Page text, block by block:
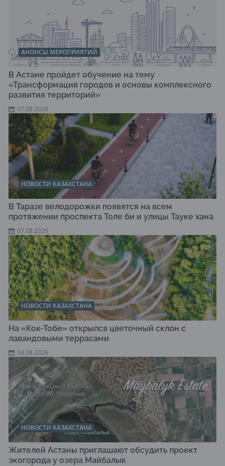
АНОНСЫ МЕРОПРИЯТИЙ
В Астане пройдет обучение на тему
«Трансформация городов и основы комплексного
развития территорий»
07.08.2026
НОВОСТИ КАЗАХСТАНА
В Таразе велодорожки появятся на всем
протяжении проспекта Толе би и улицы Тауке хана
07.08.2026
НОВОСТИ КАЗАХСТАНА
На «Кок-Тобе» открылся цветочный склон с
лавандовыми террасами
04.08.2026
НОВОСТИ КАЗАХСТАНА
Жителей Астаны приглашают обсудить проект
экогорода у озера Майбалык